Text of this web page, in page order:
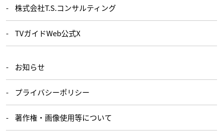
株式会社T.S.コンサルティング
TVガイドWeb公式X
お知らせ
プライバシーポリシー
著作権・画像使用等について